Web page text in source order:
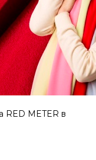
RED METER в